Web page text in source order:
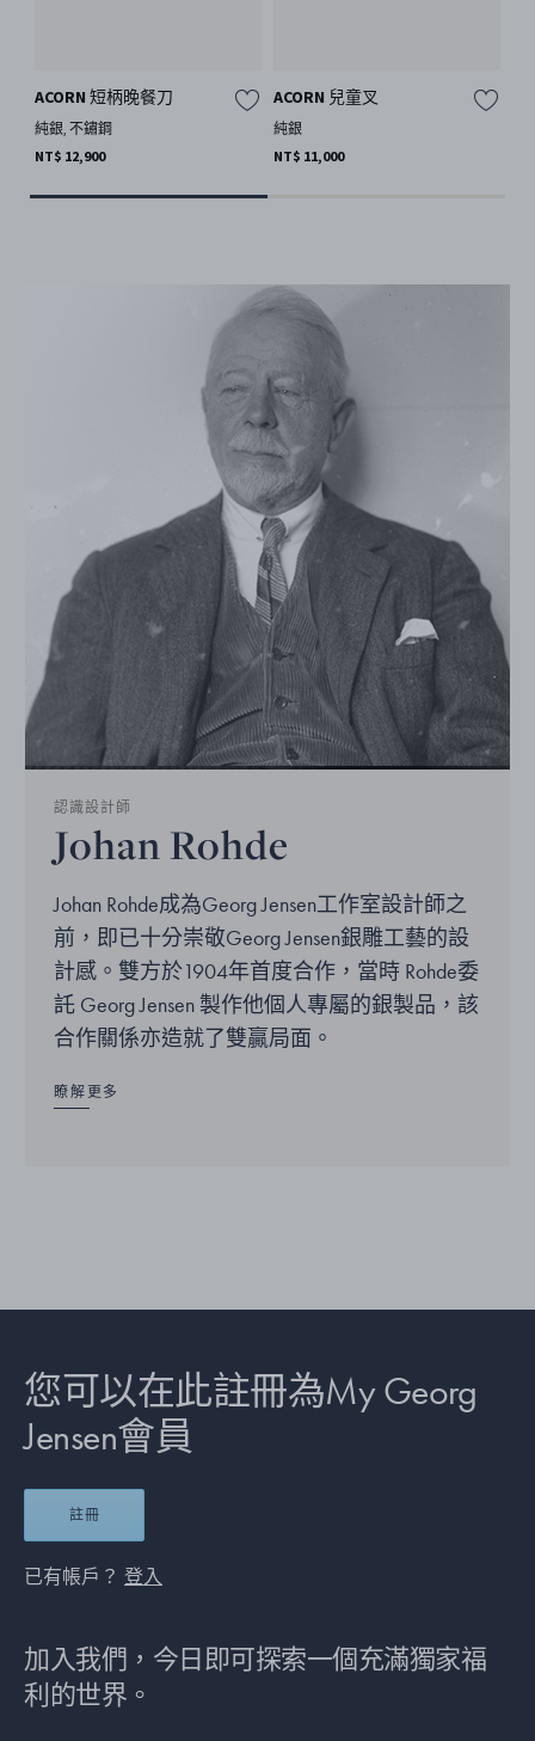
ACORN 短柄晚餐刀
純銀, 不鏽鋼
NT$ 12,900
ACORN 兒童叉
純銀
NT$ 11,000
認識設計師
Johan Rohde
Johan Rohde成為Georg Jensen工作室設計師之
前，即已十分崇敬Georg Jensen銀雕工藝的設
計感。雙方於1904年首度合作，當時 Rohde委
託 Georg Jensen 製作他個人專屬的銀製品，該
合作關係亦造就了雙贏局面。
瞭解更多
您可以在此註冊為My Georg
Jensen會員
註冊
已有帳戶？ 登入
加入我們，今日即可探索一個充滿獨家福
利的世界。